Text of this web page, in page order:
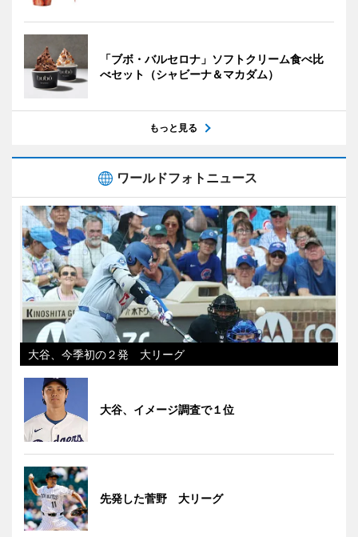
「ブボ・バルセロナ」ソフトクリーム食べ比
べセット（シャビーナ＆マカダム）
もっと見る
ワールドフォトニュース
大谷、今季初の２発 大リーグ
大谷、イメージ調査で１位
先発した菅野 大リーグ